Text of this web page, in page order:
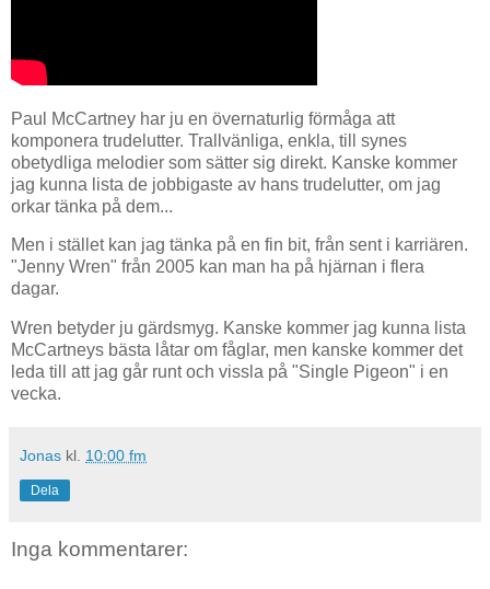
Paul McCartney har ju en övernaturlig förmåga att
komponera trudelutter. Trallvänliga, enkla, till synes
obetydliga melodier som sätter sig direkt. Kanske kommer
jag kunna lista de jobbigaste av hans trudelutter, om jag
orkar tänka på dem...
Men i stället kan jag tänka på en fin bit, från sent i karriären.
"Jenny Wren" från 2005 kan man ha på hjärnan i flera
dagar.
Wren betyder ju gärdsmyg. Kanske kommer jag kunna lista
McCartneys bästa låtar om fåglar, men kanske kommer det
leda till att jag går runt och vissla på "Single Pigeon" i en
vecka.
Jonas kl. 10:00 fm
Dela
Inga kommentarer: